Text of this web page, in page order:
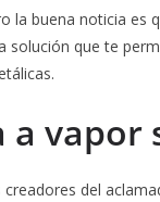
p
p
t
i
r
la buena noticia es
solución que te
a vapor
del